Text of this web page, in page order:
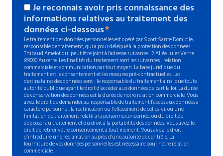
Je reconnais avoir pris connaissance des
informations relatives au traitement des
données ci-dessous
Le traitement des données personnelles est opéré par Sport Santé Domicile,
responsable de traitement, qui a pour délégué à la protection des données
Thibaud Amelot qui peut être joint à l'adresse suivante : 2 Allée Jules Verne
89000 Auxerre. Les finalités du traitement sont les suivantes : relation
commerciale et communication par tout moyen. La base juridique du
traitement est le consentement et les mesures pré-contractuelles. Les
destinataires des données sont : le responsable du traitement ainsi que toute
autorité publique ayant le droit d’accéder aux données de part la loi. La durée
de conservation des données est la durée de notre relation commerciale. Vous
avez le droit de demander au responsable de traitement l’accès aux données à
caractère personnel, la rectification ou l’effacement de celles-ci, ou une
limitation de traitement relatif à la personne concernée, ou du droit de
s’opposer au traitement et du droit à la portabilité des données. Vous avez le
droit de retirer votre consentement à tout moment. Vous avez le droit
d’introduire une réclamation auprès d’une autorité de contrôle. La
fourniture de vos données personnelles est nécessaire pour notre relation
commerciale.